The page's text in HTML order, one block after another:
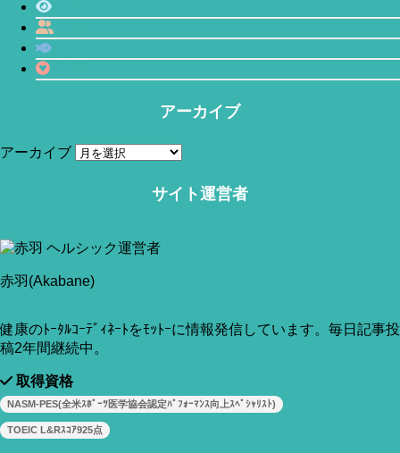
アーカイブ
アーカイブ
サイト運営者
赤羽(Akabane)
健康のﾄｰﾀﾙｺｰﾃﾞｨﾈｰﾄをﾓｯﾄｰに情報発信しています。毎日記事投
稿2年間継続中。
取得資格
NASM-PES(全米ｽﾎﾟｰﾂ医学協会認定ﾊﾟﾌｫｰﾏﾝｽ向上ｽﾍﾟｼｬﾘｽﾄ)
TOEIC L&Rｽｺｱ925点
赤羽(Akabane)
筋トレの効果はきちんとした栄養摂取に支えられます。中で
中で上手に分配して摂るべき！という意見もあります。